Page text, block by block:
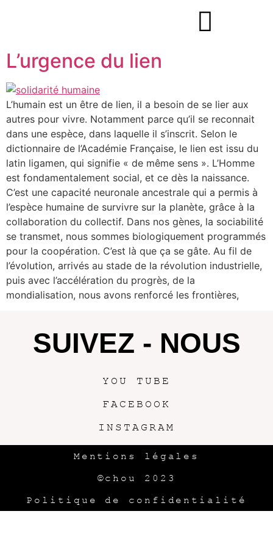
L’urgence du lien
L’humain est un être de lien, il a besoin de se lier aux
autres pour vivre. Notamment parce qu’il se reconnait
dans une espèce, dans laquelle il s’inscrit. Selon le
dictionnaire de l’Académie Française, le lien est issu du
latin ligamen, qui signifie « de même sens ». L’Homme
est fondamentalement social, et ce dès la naissance.
C’est une capacité neuronale ancestrale qui a permis à
l’espèce humaine de survivre sur la planète, grâce à la
collaboration du collectif. Dans nos gènes, la sociabilité
se transmet, nous sommes biologiquement programmés
pour la coopération. C’est là que ça se gâte. Au fil de
l’évolution, arrivés au stade de la révolution industrielle,
puis avec l’accélération du progrès, de la
mondialisation, nous avons renforcé les frontières,
SUIVEZ - NOUS
YOU TUBE
FACEBOOK
INSTAGRAM
Mentions légales
©chou 2023
Politique de confidentialité